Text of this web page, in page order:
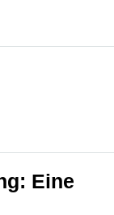
Eine